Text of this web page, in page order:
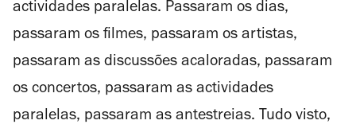
actividades paralelas. Passaram os dias,
passaram os filmes, passaram os artistas,
passaram as discussões acaloradas, passaram
os concertos, passaram as actividades
paralelas, passaram as antestreias. Tudo visto,